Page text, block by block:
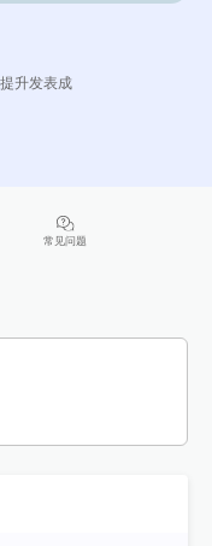
升发表成
常见问题